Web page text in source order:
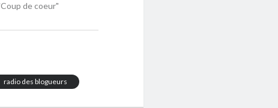
de coeur"
radio des blogueurs